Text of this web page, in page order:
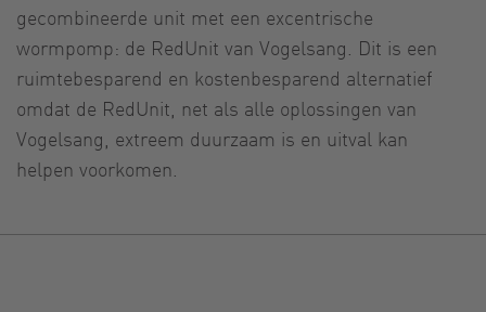
gecombineerde unit met een excentrische
wormpomp: de RedUnit van Vogelsang. Dit is een
ruimtebesparend en kostenbesparend alternatief
omdat de RedUnit, net als alle oplossingen van
Vogelsang, extreem duurzaam is en uitval kan
helpen voorkomen.